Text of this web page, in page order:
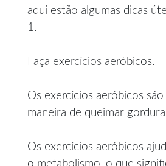
aqui estão algumas dicas
1.
Faça exercícios aeróbicos.
Os exercícios aeróbicos
maneira de queimar
Os exercícios aeróbicos